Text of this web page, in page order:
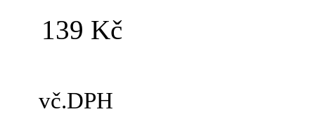
139 Kč
vč.DPH